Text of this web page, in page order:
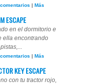
| Más
ESCAPE
en el dormitorio e
ella encontrando
| Más
KEY ESCAPE
con tu tractor rojo,